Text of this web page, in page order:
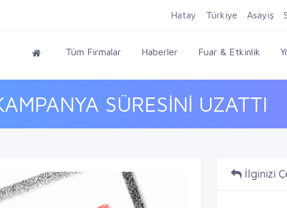
Tüm Firmalar Haberler Fuar & Etkinlik
SÜRESİNİ UZATTI
Hatay Türkiye Asayiş
İlginizi